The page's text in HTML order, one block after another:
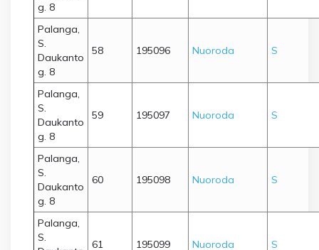
g. 8
Palanga,
S.
Daukanto
g. 8
58 195096 Nuoroda S
Palanga,
S.
Daukanto
g. 8
59 195097 Nuoroda S
Palanga,
S.
Daukanto
g. 8
60 195098 Nuoroda S
Palanga,
S.
61 195099 Nuoroda S